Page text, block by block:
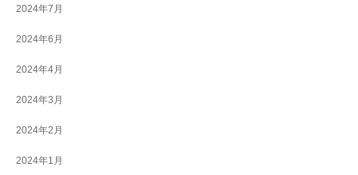
2024年7月
2024年6月
2024年4月
2024年3月
2024年2月
2024年1月